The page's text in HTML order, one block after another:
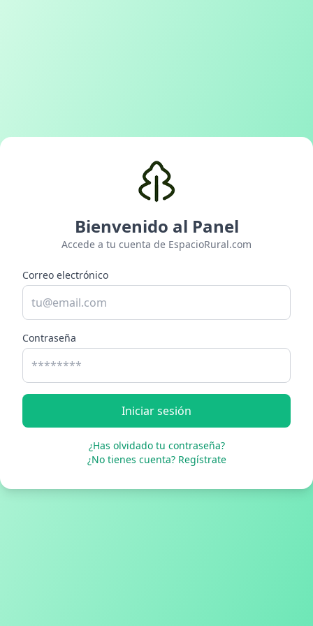
Bienvenido al Panel
Accede a tu cuenta de EspacioRural.com
Correo electrónico
Contraseña
Iniciar sesión
¿Has olvidado tu contraseña?
¿No tienes cuenta? Regístrate